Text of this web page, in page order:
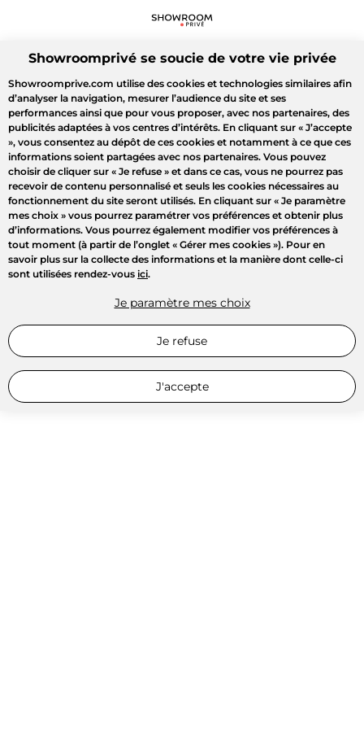
Showroomprivé se soucie de votre vie privée
Showroomprive.com utilise des cookies et technologies similaires afin
d’analyser la navigation, mesurer l’audience du site et ses
performances ainsi que pour vous proposer, avec nos partenaires, des
publicités adaptées à vos centres d’intérêts. En cliquant sur « J’accepte
», vous consentez au dépôt de ces cookies et notamment à ce que ces
informations soient partagées avec nos partenaires. Vous pouvez
choisir de cliquer sur « Je refuse » et dans ce cas, vous ne pourrez pas
recevoir de contenu personnalisé et seuls les cookies nécessaires au
fonctionnement du site seront utilisés. En cliquant sur « Je paramètre
mes choix » vous pourrez paramétrer vos préférences et obtenir plus
d’informations. Vous pourrez également modifier vos préférences à
tout moment (à partir de l’onglet « Gérer mes cookies »). Pour en
savoir plus sur la collecte des informations et la manière dont celle-ci
sont utilisées rendez-vous ici.
Je paramètre mes choix
Je refuse
J'accepte